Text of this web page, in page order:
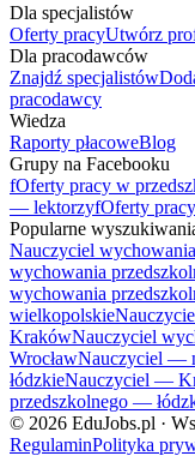
Dla specjalistów
Oferty pracyUtwórz
Dla pracodawców
Znajdź specjalistów
pracodawcy
Wiedza
Raporty płacoweBlog
Grupy na Facebooku
fOferty pracy w
— lektorzyfOferty
Popularne
Nauczyciel
wychowania
wychowania
wielkopolskie
KrakówNauczyciel
WrocławNauczyciel —
łódzkieNauczyciel —
przedszkolnego —
© 2026 EduJobs.pl ·
RegulaminPolityka